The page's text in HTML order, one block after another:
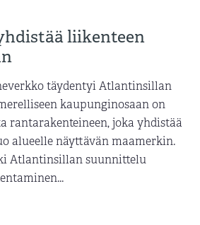
liikenteen
täydentyi Atlantinsillan
kaupunginosaan on
rantarakenteineen, joka yhdistää
alueelle näyttävän maamerkin.
Atlantinsillan suunnittelu